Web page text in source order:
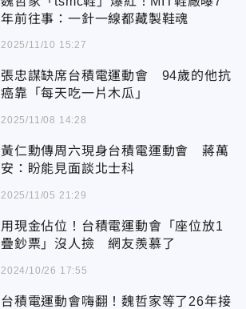
年前往事：一針一線都藏製鞋魂
2025/11/10 15:27
張忠謀缺席台積電運動會 94歲的他抗
癌靠「每天吃一片木瓜」
2025/11/08 14:28
黃仁勳傳周六現身台積電運動會 蔣萬
安：盼能見面談北士科
2025/11/05 21:29
用現金佔位！台積電運動會「座位放1
疊鈔票」沒人撿 網友羨慕了
2024/10/26 17:55
台積電運動會嗨翻！魏哲家等了26年接